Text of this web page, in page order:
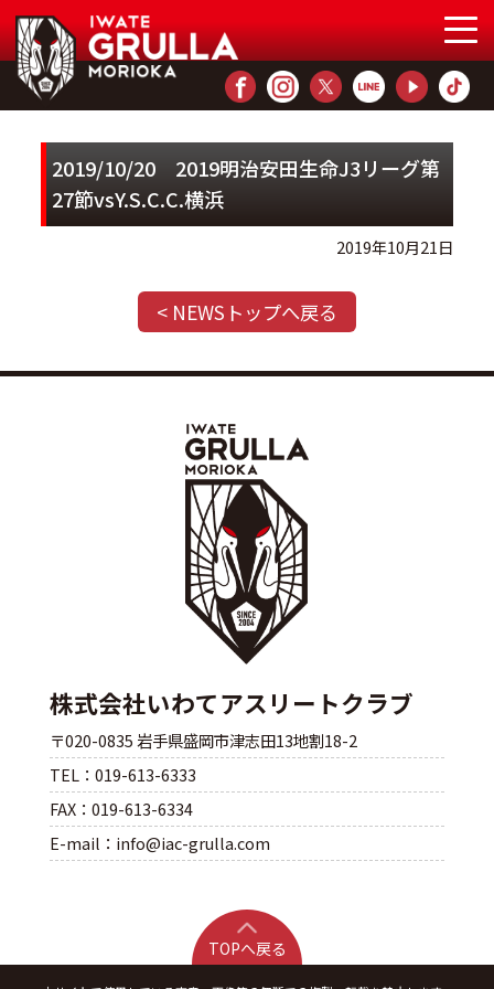
2019/10/20 2019明治安田生命J3リーグ第
27節vsY.S.C.C.横浜
2019年10月21日
< NEWSトップへ戻る
株式会社いわてアスリートクラブ
〒020-0835 岩手県盛岡市津志田13地割18-2
TEL：019-613-6333
FAX：019-613-6334
E-mail：info@iac-grulla.com
TOPへ戻る